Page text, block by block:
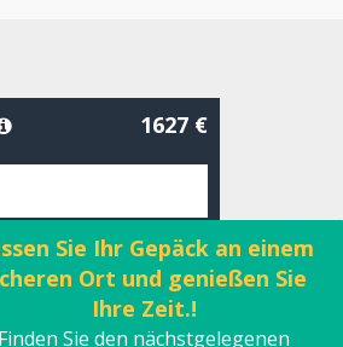
1627 €
Sie Ihr Gepäck an einem
Ort und genießen Sie
Ihre Zeit.!
Finden Sie den nächstgelegenen